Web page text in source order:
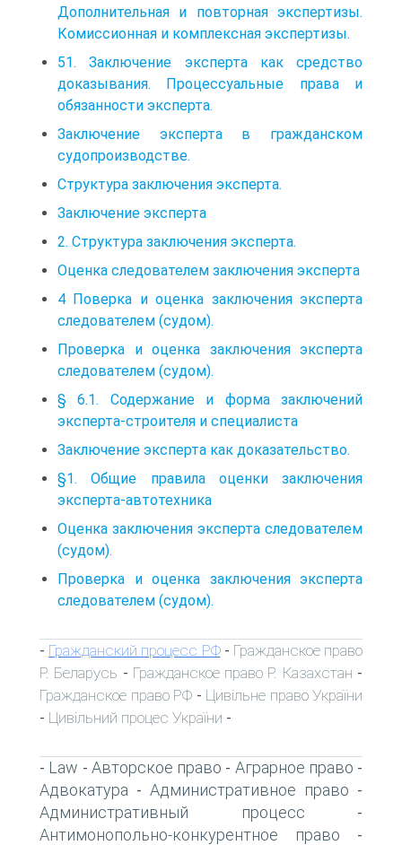
Дополнительная и повторная экспертизы.
Комиссионная и комплексная экспертизы.
51. Заключение эксперта как средство
доказывания. Процессуальные права и
обязанности эксперта.
Заключение эксперта в гражданском
судопроизводстве.
Структура заключения эксперта.
Заключение эксперта
2. Структура заключения эксперта.
Оценка следователем заключения эксперта
4 Поверка и оценка заключения эксперта
следователем (судом).
Проверка и оценка заключения эксперта
следователем (судом).
§ 6.1. Содержание и форма заключений
эксперта-строителя и специалиста
Заключение эксперта как доказательство.
§1. Общие правила оценки заключения
эксперта-автотехника
Оценка заключения эксперта следователем
(судом).
Проверка и оценка заключения эксперта
следователем (судом).
- Гражданский процесс РФ- Гражданское право
Р. Беларусь - Гражданское право Р. Казахстан -
Гражданское право РФ - Цивільне право України
- Цивільний процес України -
- Law - Авторское право - Аграрное право -
Адвокатура - Административное право -
Административный процесс -
Антимонопольно-конкурентное право -